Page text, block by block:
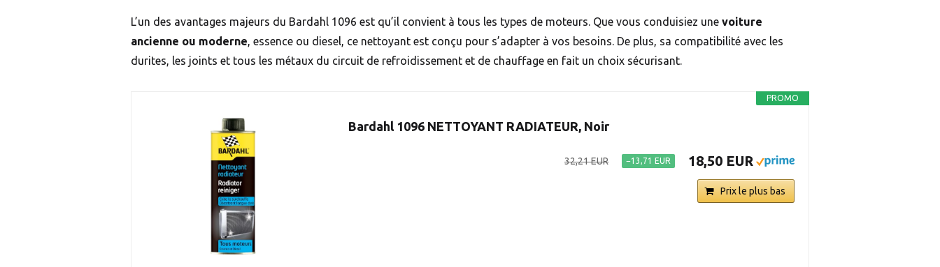
L’un des avantages majeurs du Bardahl 1096 est qu’il convient à tous les types de moteurs. Que vous conduisiez une voiture
ancienne ou moderne, essence ou diesel, ce nettoyant est conçu pour s’adapter à vos besoins. De plus, sa compatibilité avec les
durites, les joints et tous les métaux du circuit de refroidissement et de chauffage en fait un choix sécurisant.
PROMO
Bardahl 1096 NETTOYANT RADIATEUR, Noir
32,21 EUR −13,71 EUR 18,50 EUR
Prix le plus bas